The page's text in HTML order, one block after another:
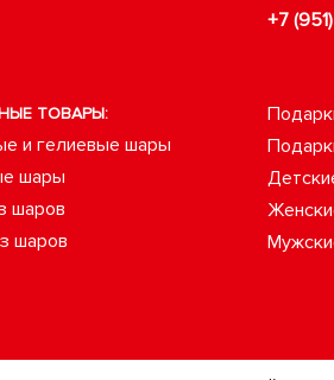
+7
ТОВАРЫ:
и гелиевые шары
шары
шаров
шаров